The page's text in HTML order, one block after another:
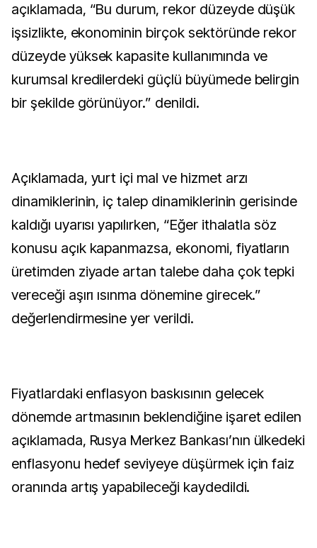
açıklamada, “Bu durum, rekor düzeyde düşük
işsizlikte, ekonominin birçok sektöründe rekor
düzeyde yüksek kapasite kullanımında ve
kurumsal kredilerdeki güçlü büyümede belirgin
bir şekilde görünüyor.” denildi.
Açıklamada, yurt içi mal ve hizmet arzı
dinamiklerinin, iç talep dinamiklerinin gerisinde
kaldığı uyarısı yapılırken, “Eğer ithalatla söz
konusu açık kapanmazsa, ekonomi, fiyatların
üretimden ziyade artan talebe daha çok tepki
vereceği aşırı ısınma dönemine girecek.”
değerlendirmesine yer verildi.
Fiyatlardaki enflasyon baskısının gelecek
dönemde artmasının beklendiğine işaret edilen
açıklamada, Rusya Merkez Bankası’nın ülkedeki
enflasyonu hedef seviyeye düşürmek için faiz
oranında artış yapabileceği kaydedildi.